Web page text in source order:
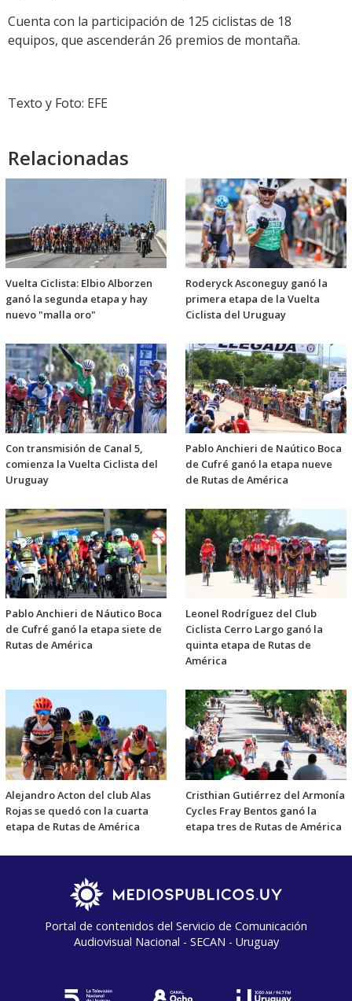
Cuenta con la participación de 125 ciclistas de 18
equipos, que ascenderán 26 premios de montaña.
Texto y Foto: EFE
Relacionadas
Vuelta Ciclista: Elbio Alborzen
ganó la segunda etapa y hay
nuevo "malla oro"
Roderyck Asconeguy ganó la
primera etapa de la Vuelta
Ciclista del Uruguay
Con transmisión de Canal 5,
comienza la Vuelta Ciclista del
Uruguay
Pablo Anchieri de Naútico Boca
de Cufré ganó la etapa nueve
de Rutas de América
Pablo Anchieri de Náutico Boca
de Cufré ganó la etapa siete de
Rutas de América
Leonel Rodríguez del Club
Ciclista Cerro Largo ganó la
quinta etapa de Rutas de
América
Alejandro Acton del club Alas
Rojas se quedó con la cuarta
etapa de Rutas de América
Cristhian Gutiérrez del Armonía
Cycles Fray Bentos ganó la
etapa tres de Rutas de América
Portal de contenidos del Servicio de Comunicación
Audiovisual Nacional - SECAN - Uruguay